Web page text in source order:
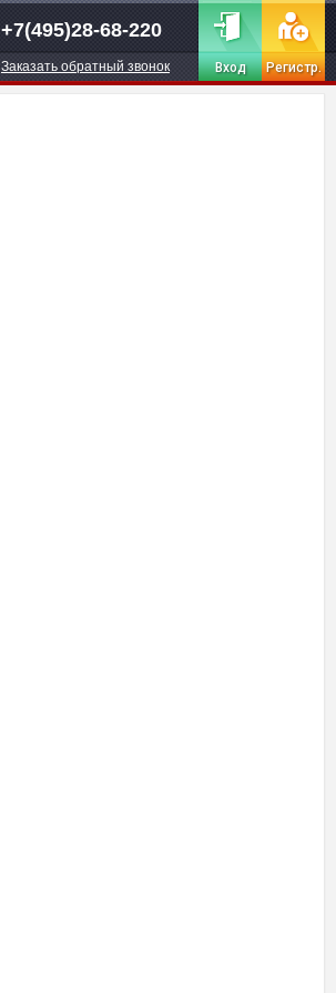
+7(495)28-68-220
Заказать обратный звонок Вход Регистр.